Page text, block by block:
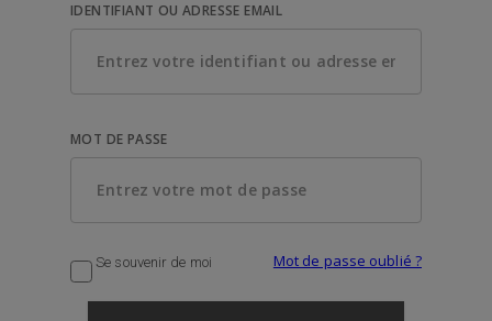
IDENTIFIANT OU ADRESSE EMAIL
MOT DE PASSE
Se souvenir de moi Mot de passe oublié ?